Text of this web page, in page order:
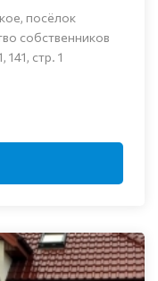
посёлок
собственников
стр. 1